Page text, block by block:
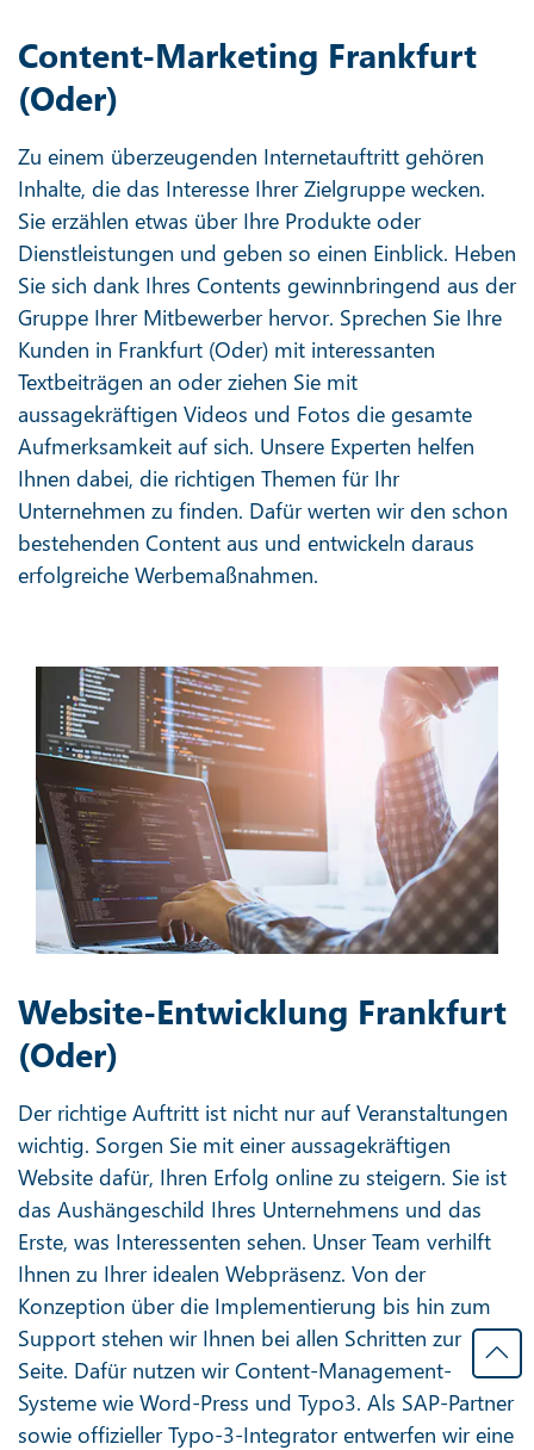
Content-Marketing Frankfurt
(Oder)
Zu einem überzeugenden Internetauftritt gehören
Inhalte, die das Interesse Ihrer Zielgruppe wecken.
Sie erzählen etwas über Ihre Produkte oder
Dienstleistungen und geben so einen Einblick. Heben
Sie sich dank Ihres Contents gewinnbringend aus der
Gruppe Ihrer Mitbewerber hervor. Sprechen Sie Ihre
Kunden in Frankfurt (Oder) mit interessanten
Textbeiträgen an oder ziehen Sie mit
aussagekräftigen Videos und Fotos die gesamte
Aufmerksamkeit auf sich. Unsere Experten helfen
Ihnen dabei, die richtigen Themen für Ihr
Unternehmen zu finden. Dafür werten wir den schon
bestehenden Content aus und entwickeln daraus
erfolgreiche Werbemaßnahmen.
Website-Entwicklung Frankfurt
(Oder)
Der richtige Auftritt ist nicht nur auf Veranstaltungen
wichtig. Sorgen Sie mit einer aussagekräftigen
Website dafür, Ihren Erfolg online zu steigern. Sie ist
das Aushängeschild Ihres Unternehmens und das
Erste, was Interessenten sehen. Unser Team verhilft
Ihnen zu Ihrer idealen Webpräsenz. Von der
Konzeption über die Implementierung bis hin zum
Support stehen wir Ihnen bei allen Schritten zur
Seite. Dafür nutzen wir Content-Management-
Systeme wie Word-Press und Typo3. Als SAP-Partner
sowie offizieller Typo-3-Integrator entwerfen wir eine